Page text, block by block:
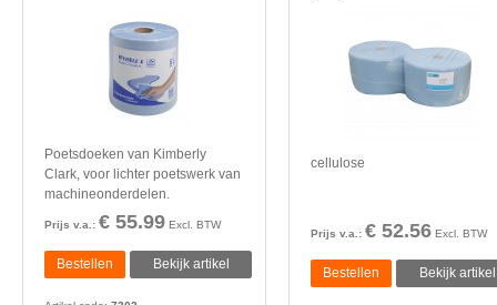
Poetsdoeken van Kimberly
Clark, voor lichter poetswerk van
machineonderdelen.
Prijs v.a.: € 55.99 Excl. BTW
Bestellen Bekijk artikel
cellulose
Prijs v.a.: € 52.56 Excl. BTW
Bestellen Bekijk artikel